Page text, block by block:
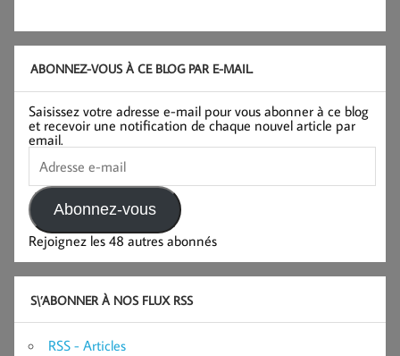
ABONNEZ-VOUS À CE BLOG PAR E-MAIL.
Saisissez votre adresse e-mail pour vous abonner à ce blog
et recevoir une notification de chaque nouvel article par
email.
Adresse
e-
mail
Abonnez-vous
Rejoignez les 48 autres abonnés
S\’ABONNER À NOS FLUX RSS
RSS - Articles